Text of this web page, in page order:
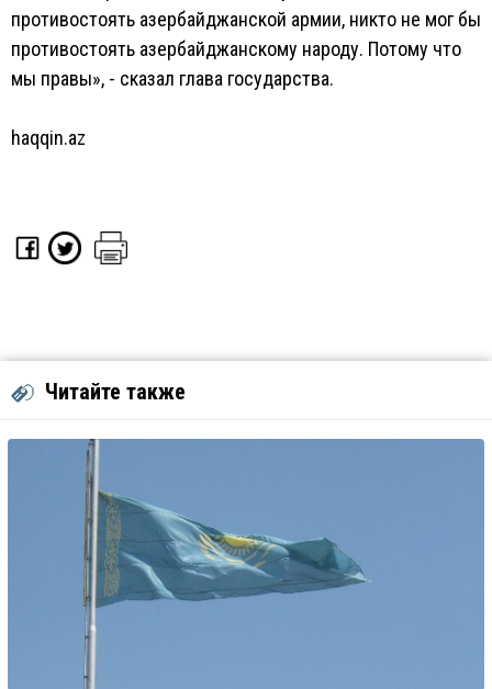
противостоять азербайджанской армии, никто не мог бы
противостоять азербайджанскому народу. Потому что
мы правы», - сказал глава государства.
haqqin.az
Читайте также